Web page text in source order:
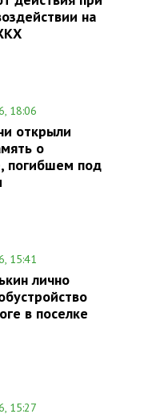
на
18:06
открыли
о
погибшем под
15:41
лично
в поселке
15:27